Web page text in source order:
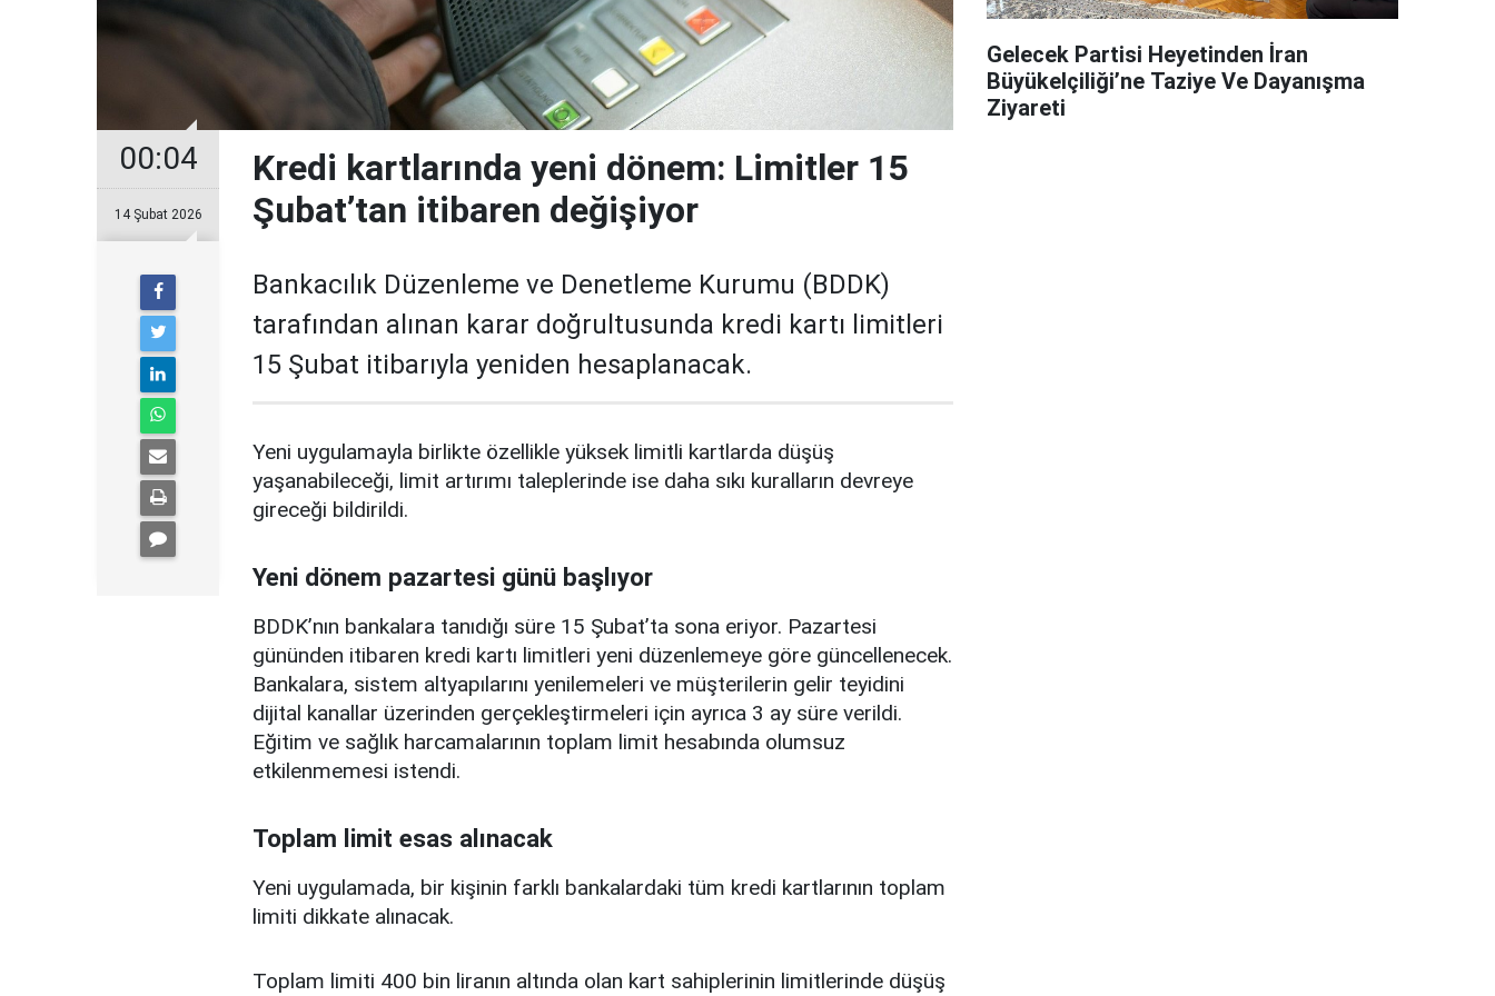
00:04
14 Şubat 2026
Kredi kartlarında yeni dönem: Limitler 15
Şubat’tan itibaren değişiyor
Bankacılık Düzenleme ve Denetleme Kurumu (BDDK)
tarafından alınan karar doğrultusunda kredi kartı limitleri
15 Şubat itibarıyla yeniden hesaplanacak.
Yeni uygulamayla birlikte özellikle yüksek limitli kartlarda düşüş
yaşanabileceği, limit artırımı taleplerinde ise daha sıkı kuralların devreye
gireceği bildirildi.
Yeni dönem pazartesi günü başlıyor
BDDK’nın bankalara tanıdığı süre 15 Şubat’ta sona eriyor. Pazartesi
gününden itibaren kredi kartı limitleri yeni düzenlemeye göre güncellenecek.
Bankalara, sistem altyapılarını yenilemeleri ve müşterilerin gelir teyidini
dijital kanallar üzerinden gerçekleştirmeleri için ayrıca 3 ay süre verildi.
Eğitim ve sağlık harcamalarının toplam limit hesabında olumsuz
etkilenmemesi istendi.
Toplam limit esas alınacak
Yeni uygulamada, bir kişinin farklı bankalardaki tüm kredi kartlarının toplam
limiti dikkate alınacak.
Toplam limiti 400 bin liranın altında olan kart sahiplerinin limitlerinde düşüş
Gelecek Partisi Heyetinden İran
Büyükelçiliği’ne Taziye Ve Dayanışma
Ziyareti